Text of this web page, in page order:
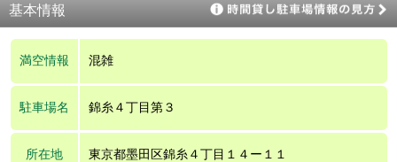
基本情報
満空情報 混雑
駐車場名 錦糸４丁目第３
所在地 東京都墨田区錦糸４丁目１４ー１１